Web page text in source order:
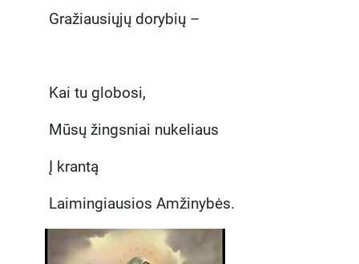
Gražiausiųjų dorybių –
Kai tu globosi,
Mūsų žingsniai nukeliaus
Į krantą
Laimingiausios Amžinybės.